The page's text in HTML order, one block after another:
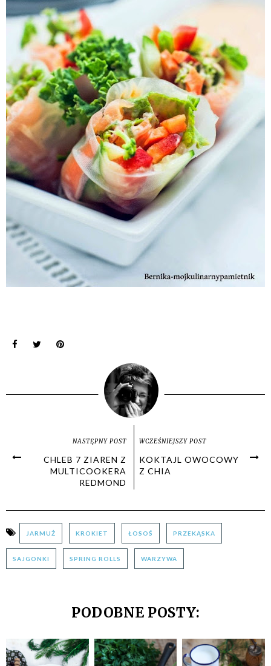
NASTĘPNY POST
CHLEB 7 ZIAREN Z
MULTICOOKERA
REDMOND
WCZEŚNIEJSZY POST
KOKTAJL OWOCOWY
Z CHIA
JARMUŻ KROKIET ŁOSOŚ PRZEKĄSKA
SAJGONKI SPRING ROLLS WARZYWA
PODOBNE POSTY: